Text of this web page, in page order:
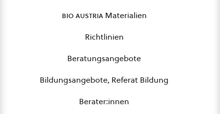
bio austriaMaterialien
Richtlinien
Beratungsangebote
Bildungsangebote, Referat Bildung
Berater:innen